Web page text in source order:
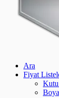
Ara
Fiyat